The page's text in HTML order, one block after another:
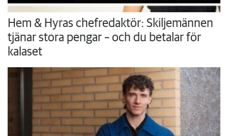
Hem & Hyras chefredaktör: Skiljemännen
tjänar stora pengar – och du betalar för
kalaset